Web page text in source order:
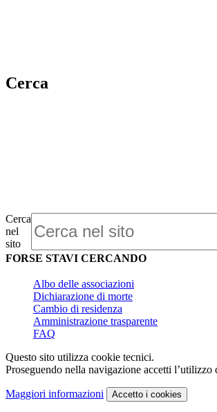
Cerca
Cerca
nel
sito
FORSE STAVI CERCANDO
Albo delle associazioni
Dichiarazione di morte
Cambio di residenza
Amministrazione trasparente
FAQ
Questo sito utilizza cookie tecnici.
Proseguendo nella navigazione accetti l’utilizzo
Maggiori informazioni Accetto i cookies